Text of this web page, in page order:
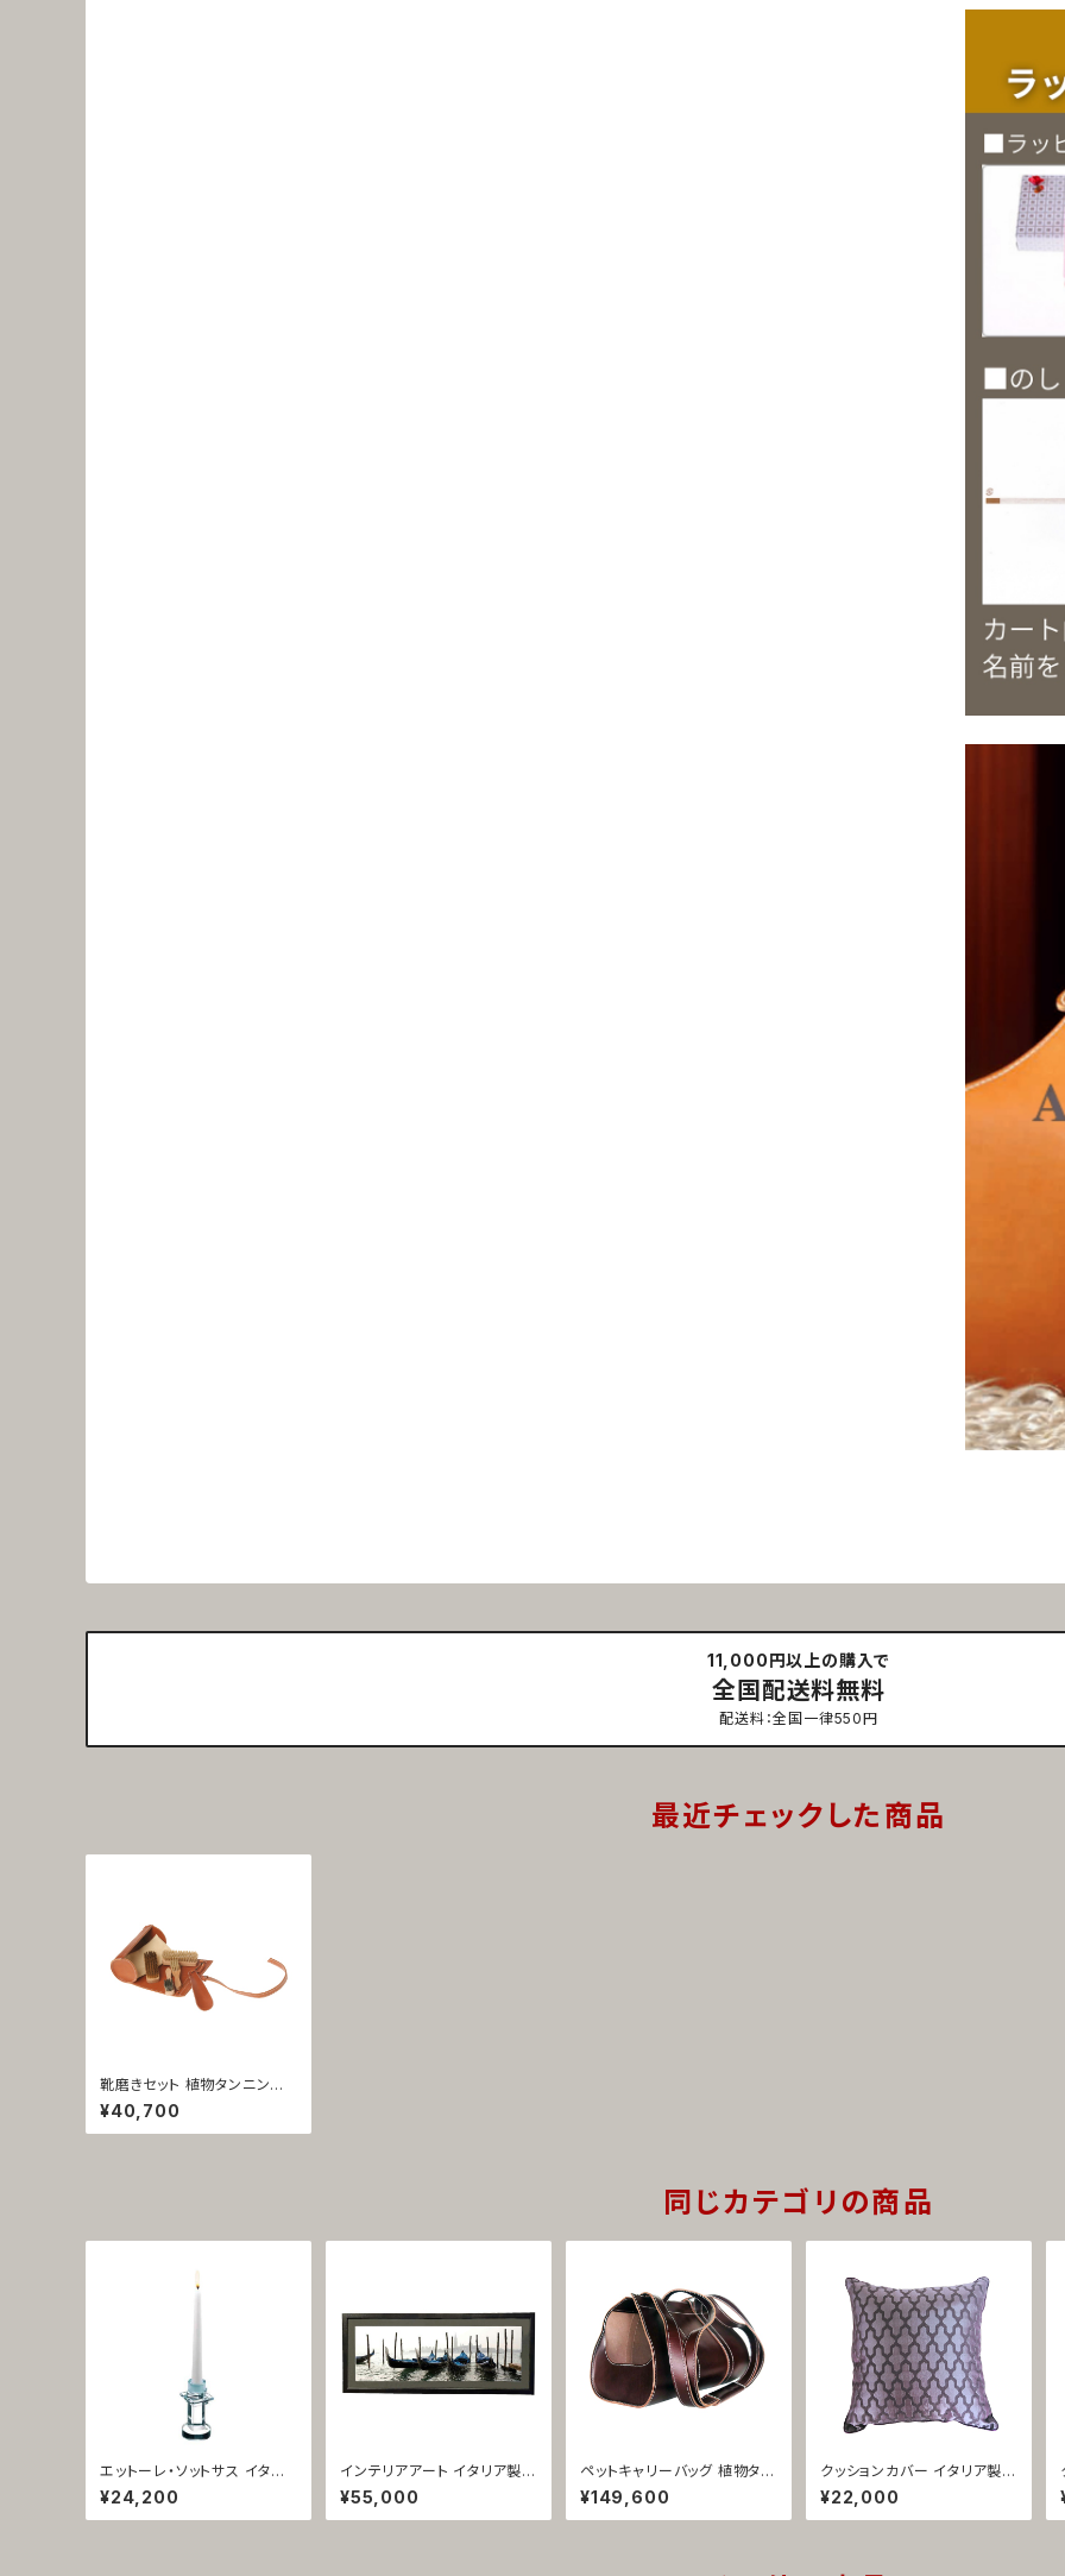
11,000円以上の購入で
全国配送料無料
配送料：全国一律550円
最近チェックした商品
靴磨きセット 植物タンニン鞣
し革 イタリア製 携帯用 ナチュ
ラル 1065
¥40,700
同じカテゴリの商品
エットーレ・ソットサス イタリ
ア製 キャンドルスタンド ガラ
ス製 ルーチェ ディ アモーレ 1
903
¥24,200
インテリアアート イタリア製
フォト額装 ヨーロッパ風 ベネ
チア風景 1426
¥55,000
ペットキャリーバッグ 植物タン
ニン鞣し革 イタリア製 ブラウ
ン 携帯用 旅行用 1425
¥149,600
クッションカバー イタリア製
ジャガード織 パープル ペラン
1422
¥22,000